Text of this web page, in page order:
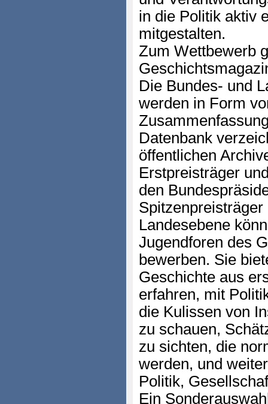
in die Politik aktiv
mitgestalten.
Zum Wettbewerb
Die Bundes- und
werden in Form
Datenbank
öffentlichen
Erstpreisträger
den
Landesebene
Jugendforen des
bewerben. Sie
Geschichte aus
erfahren, mit
die Kulissen von
zu schauen,
zu sichten, die
werden, und
Politik,
Ein